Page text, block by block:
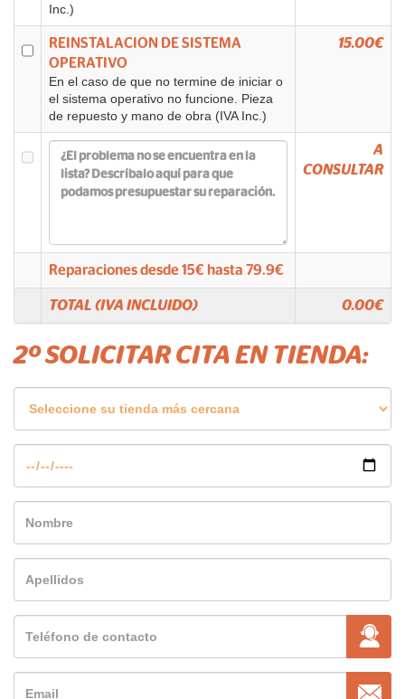
Inc.)
REINSTALACION DE SISTEMA
OPERATIVO
En el caso de que no termine de iniciar o
el sistema operativo no funcione. Pieza
de repuesto y mano de obra (IVA Inc.)
15.00€
A
CONSULTAR
Reparaciones desde15€ hasta 79.9€
TOTAL (IVA INCLUIDO) 0.00€
2º SOLICITAR CITA EN TIENDA: